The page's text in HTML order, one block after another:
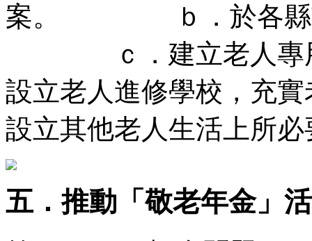
案。 ｂ．於各縣市
ｃ．建立老人專
設立老人進修學校，
設立其他老人生活上所
五．推動「敬老年金」